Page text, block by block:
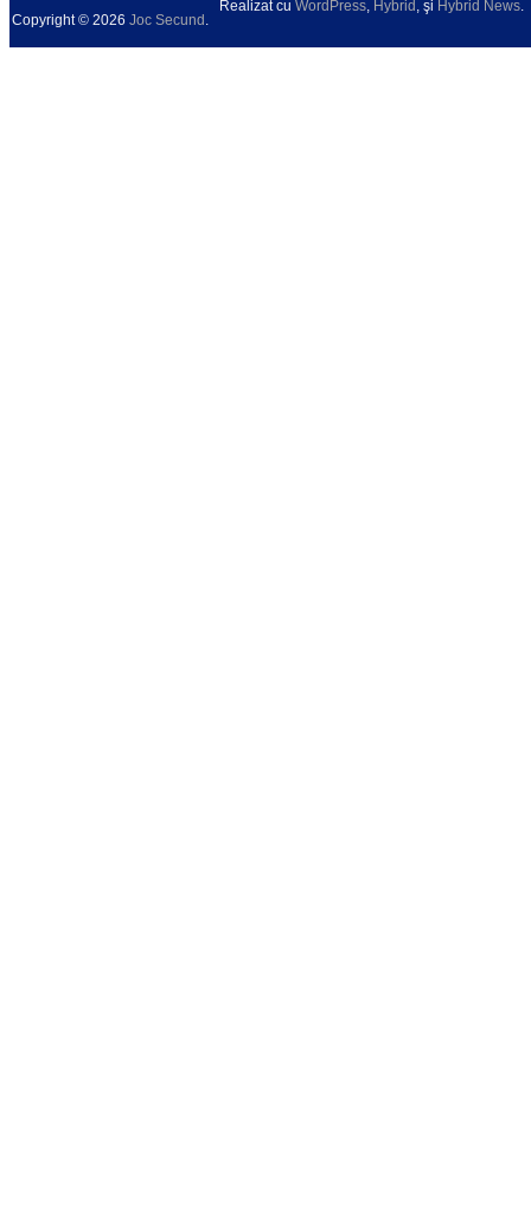
Copyright © 2026 Joc Secund .
Realizat cu WordPress, Hybrid , şi Hybrid News.